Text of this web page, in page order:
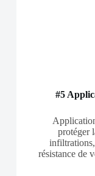
#5
protéger
résistance de